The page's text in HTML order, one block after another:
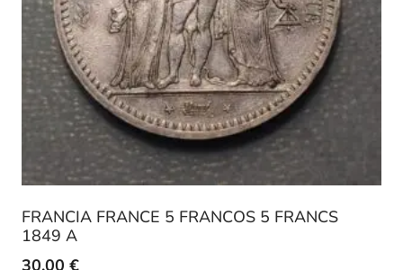
FRANCIA FRANCE 5 FRANCOS 5 FRANCS
1849 A
30,00 €